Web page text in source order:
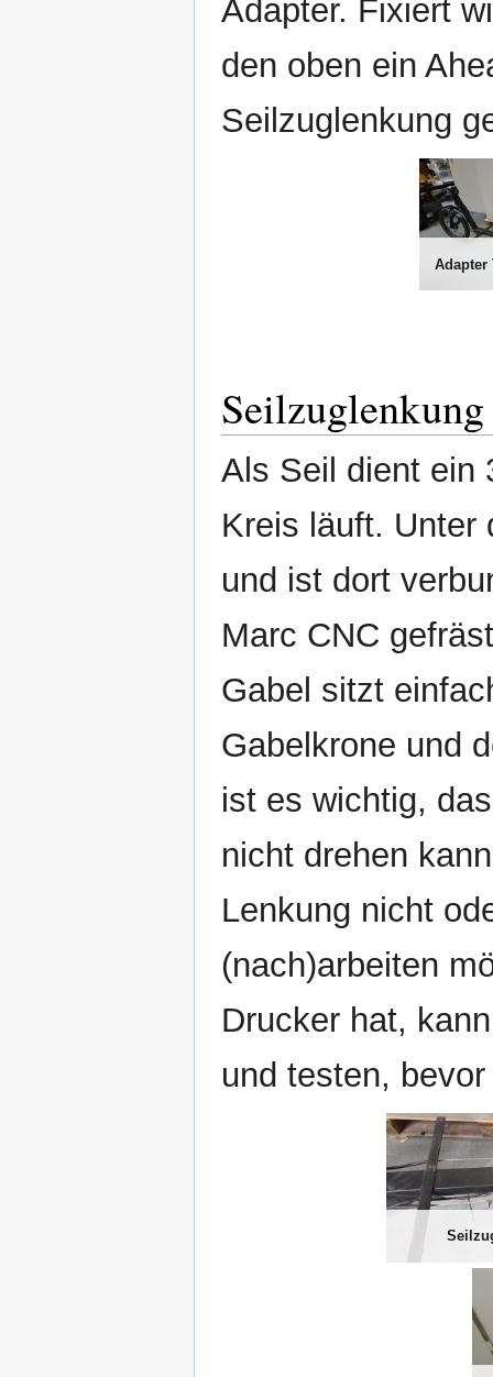
Adapter. Fixiert
den oben ein
Seilzuglenkung
Seilzuglenkung
Als Seil dient ein
Kreis läuft. Unter
und ist dort
Marc CNC
Gabel sitzt
Gabelkrone und
ist es wichtig,
nicht drehen
Lenkung nicht
(nach)arbeiten
Drucker hat,
und testen,